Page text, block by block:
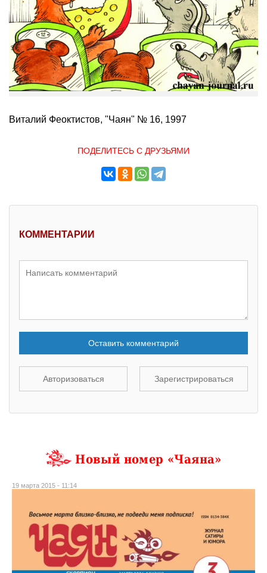
Виталий Феоктистов, "Чаян" № 16, 1997
ПОДЕЛИТЕСЬ С ДРУЗЬЯМИ
КОММЕНТАРИИ
Оставить комментарий
Авторизоваться Зарегистрироваться
Новый номер «Чаяна»
19 марта 2015 - 11:14